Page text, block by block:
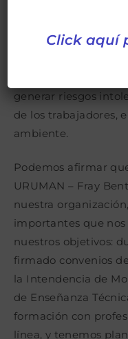
objetivo es la
mantenimiento a
generar riesgos
de los trabajadores,
ambiente.
Podemos afirmar
URUMAN – Fray
nuestra
importantes que
nuestros objetivos:
firmado convenios
la Intendencia de
de Enseñanza
formación con
línea, y tenemos
Click aquí